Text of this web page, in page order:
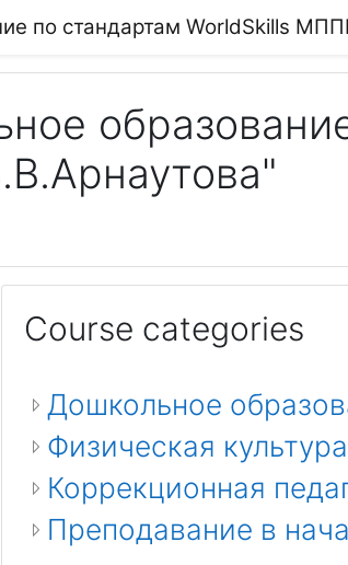
по стандартам WorldSkills
Course categories
Дошкольное
Физическая
Коррекционная
Преподавание в